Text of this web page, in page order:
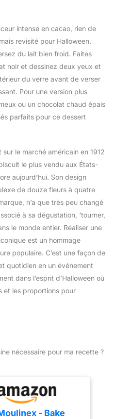
intense en cacao, rien de
revisité pour Halloween.
du lait bien froid. Faites
noir et dessinez deux yeux et
du verre avant de verser
Pour une version plus
ou un chocolat chaud épais
parfaits pour ce dessert
le marché américain en 1912
le plus vendu aux États-
aujourd’hui. Son design
de douze fleurs à quatre
n’a que très peu changé
à sa dégustation, ‘tourner,
le monde entier. Réaliser une
est un hommage
populaire. C’est une façon de
quotidien en un événement
dans l’esprit d’Halloween où
et les proportions pour
nécessaire pour ma recette ?
- Bake